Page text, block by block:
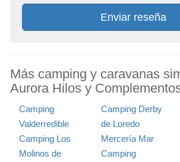
Enviar reseña
Más camping y caravanas
Aurora Hilos y
Camping
Valderredible
Camping Derby
de Loredo
Camping Los
Molinos de
Mercería Mar
Camping